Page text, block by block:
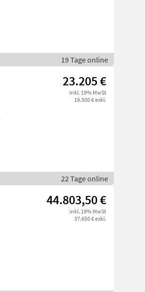
19 Tage online
23.205 €
inkl. 19% MwSt
19.500 € exkl.
22 Tage online
44.803,50 €
inkl. 19% MwSt
37.650 € exkl.